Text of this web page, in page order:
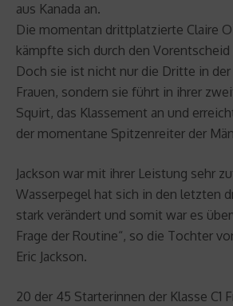
aus Kanada an.
Die momentan drittplatzierte Claire
kämpfte sich durch den
Doch sie ist nicht nur die Dritte in der
Frauen, sondern sie führt in ihrer
Squirt, das Klassement an und
der momentane Spitzenreiter der
Jackson war mit ihrer Leistung sehr
Wasserpegel hat sich in den letzten
stark verändert und somit war es
Frage der Routine“, so die Tochter
Eric Jackson.
20 der 45 Starterinnen der Klasse C1